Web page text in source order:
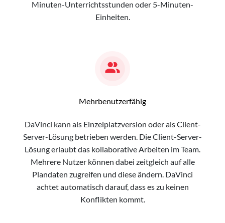
Minuten-Unterrichtsstunden oder 5-Minuten-
Einheiten.
Mehrbenutzerfähig
DaVinci kann als Einzelplatzversion oder als Client-
Server-Lösung betrieben werden. Die Client-Server-
Lösung erlaubt das kollaborative Arbeiten im Team.
Mehrere Nutzer können dabei zeitgleich auf alle
Plandaten zugreifen und diese ändern. DaVinci
achtet automatisch darauf, dass es zu keinen
Konflikten kommt.